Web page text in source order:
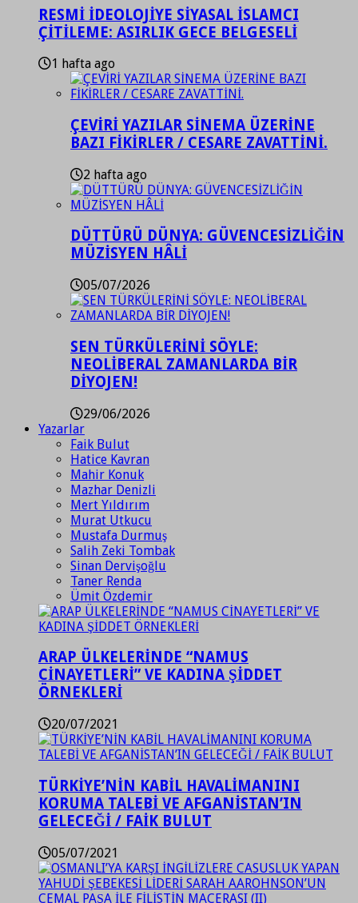
RESMİ İDEOLOJİYE SİYASAL İSLAMCI
ÇİTİLEME: ASIRLIK GECE BELGESELİ
1 hafta ago
ÇEVİRİ YAZILAR SİNEMA ÜZERİNE
BAZI FİKİRLER / CESARE ZAVATTİNİ.
2 hafta ago
DÜTTÜRÜ DÜNYA: GÜVENCESİZLİĞİN
MÜZİSYEN HÂLİ
05/07/2026
SEN TÜRKÜLERİNİ SÖYLE:
NEOLİBERAL ZAMANLARDA BİR
DİYOJEN!
29/06/2026
Yazarlar
Faik Bulut
Hatice Kavran
Mahir Konuk
Mazhar Denizli
Mert Yıldırım
Murat Utkucu
Mustafa Durmuş
Salih Zeki Tombak
Sinan Dervişoğlu
Taner Renda
Ümit Özdemir
ARAP ÜLKELERİNDE “NAMUS
CİNAYETLERİ” VE KADINA ŞİDDET
ÖRNEKLERİ
20/07/2021
TÜRKİYE’NİN KABİL HAVALİMANINI
KORUMA TALEBİ VE AFGANİSTAN’IN
GELECEĞİ / FAİK BULUT
05/07/2021